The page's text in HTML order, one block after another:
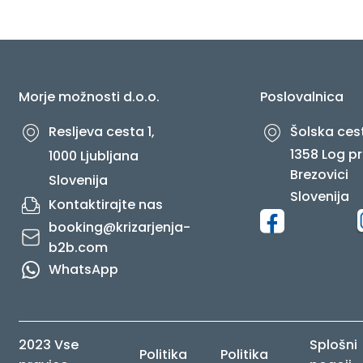
O NAS
Morje možnosti d.o.o.
Resljeva cesta 1,
1000 Ljubljana
Slovenija
Kontaktirajte nas
booking@krizarjenja-
b2b.com
WhatsApp
Poslovalnica
Šolska
1358 Log
Brezovici
Slovenija
2023 Vse
Politika Politika
Splošni